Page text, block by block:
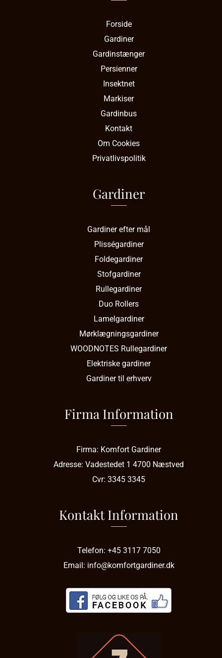
Forside
Gardiner
Gardinstænger
Persienner
Insektnet
Markiser
Gardinbus
Kontakt
Om Cookies
Privatlivspolitik
Gardiner
Gardiner efter mål
Plisségardiner
Foldegardiner
Stofgardiner
Rullegardiner
Duo Rollers
Lamelgardiner
Mørklægningsgardiner
WOODNOTES Rullegardiner
Elektriske gardiner
Gardiner til erhverv
Firma Information
Firma: Komfort Gardiner
Adresse: Vadestedet 1 4700 Næstved
Cvr: 3345 3345
Kontakt Information
Telefon: +45 3117 7050
Email: info@komfortgardiner.dk